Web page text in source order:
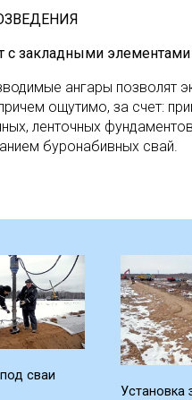
с закладными
ангары позволят
ощутимо, за счет:
ленточных
буронабивных свай.
сваи
Установка